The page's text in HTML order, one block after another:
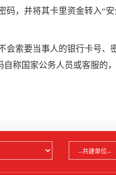
，并将其卡里资金转入“
索要当事人的银行卡号、
称国家公务人员或客服的，